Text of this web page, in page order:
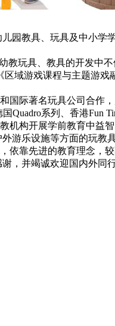
园教具、玩具及中小
教玩具、教具的开发中
域游戏课程与主题游
国际著名玩具公司合作
Quadro系列、香港Fun
机构开展学前教育中益
游乐设施等方面的玩教具
依靠先进的教育理念，
，并竭诚欢迎国内外同